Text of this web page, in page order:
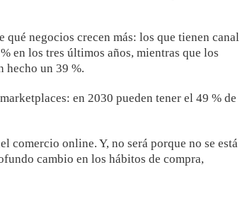
negocios crecen más: los que tienen canal
en los tres últimos años, mientras que los
hecho un 39 %.
en 2030 pueden tener el 49 % de
comercio online. Y, no será porque no se está
cambio en los hábitos de compra,